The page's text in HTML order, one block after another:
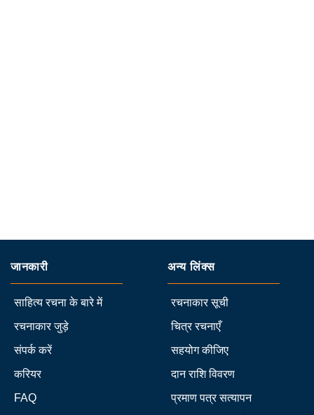
जानकारी
साहित्य रचना के बारे में
रचनाकार जुड़े
संपर्क करें
करियर
FAQ
अन्य लिंक्स
रचनाकार सूची
चित्र रचनाएँ
सहयोग कीजिए
दान राशि विवरण
प्रमाण पत्र सत्यापन